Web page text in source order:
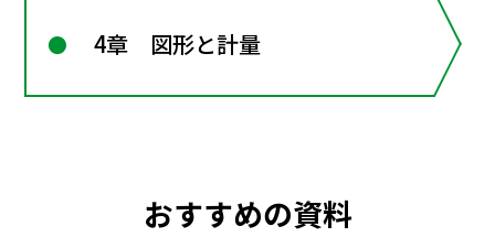
4章 図形と計量
おすすめの資料